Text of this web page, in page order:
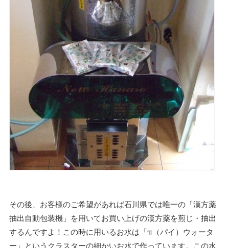
その後、お客様のご希望があれば石川県では唯一の「漢方薬
抽出自動包装機」を用いてお買い上げの漢方薬を煎じ・抽出
するんですよ！この時に用いるお水は「π（パイ）ウォータ
ー」というクラスターの細かいお水で作っています。この水